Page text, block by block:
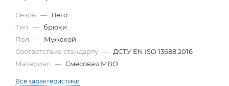
Сезон — Лето
Тип — брюки
Пол — Мужской
Соответствие стандарту — ДСТУ EN ISO 13688:2016
Материал — Смесовая МВО
Все характеристики